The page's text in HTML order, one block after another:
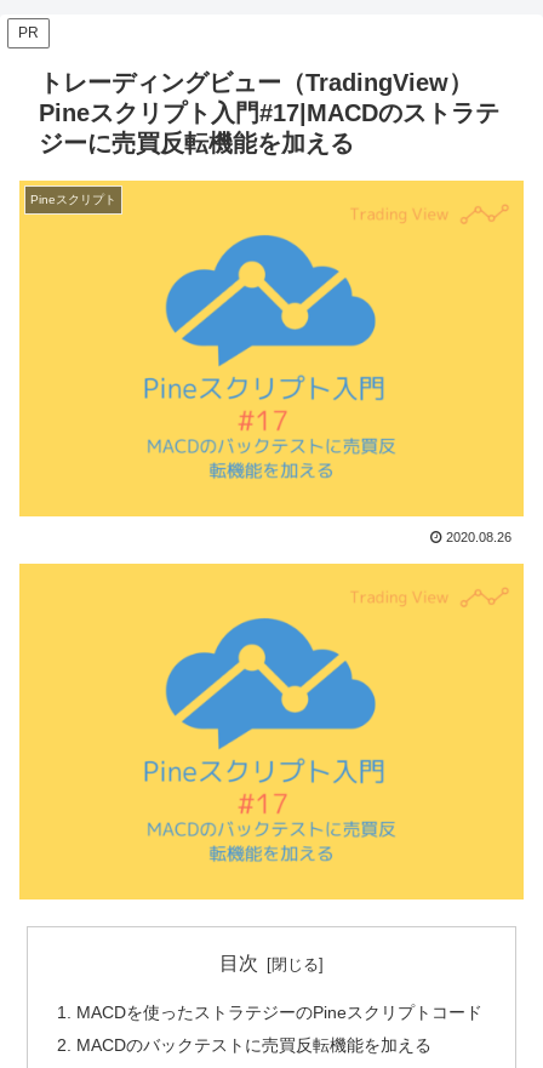
PR
トレーディングビュー（TradingView）
Pineスクリプト入門#17|MACDのストラテ
ジーに売買反転機能を加える
Pineスクリプト
2020.08.26
目次
MACDを使ったストラテジーのPineスクリプトコード
MACDのバックテストに売買反転機能を加える